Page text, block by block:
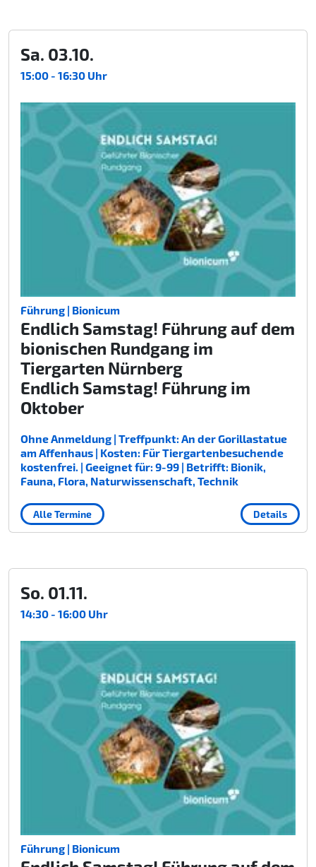
Sa. 03.10.
15:00 - 16:30 Uhr
Führung | Bionicum
Endlich Samstag! Führung auf dem
bionischen Rundgang im
Tiergarten Nürnberg
Endlich Samstag! Führung im
Oktober
Ohne Anmeldung | Treffpunkt: An der Gorillastatue
am Affenhaus | Kosten: Für Tiergartenbesuchende
kostenfrei. | Geeignet für: 9-99 | Betrifft: Bionik,
Fauna, Flora, Naturwissenschaft, Technik
Details
Alle Termine
So. 01.11.
14:30 - 16:00 Uhr
Führung | Bionicum